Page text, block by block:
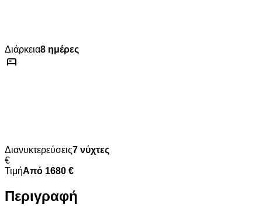
Διάρκεια8 ημέρες
Διανυκτερεύσεις7 νύχτες
€
ΤιμήΑπό 1680 €
Περιγραφή